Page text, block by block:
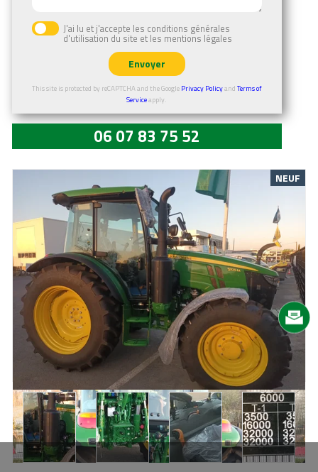
NEUF
J'ai lu et j'accepte les conditions générales
d'utilisation du site et les mentions légales
Envoyer
This site is protected by reCAPTCHA and the Google Privacy PolicyandTerms of
Serviceapply.
06 07 83 75 52